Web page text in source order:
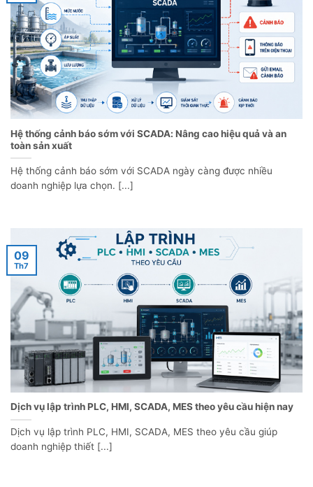
Hệ thống cảnh báo sớm với SCADA: Nâng cao hiệu quả và an
toàn sản xuất
Hệ thống cảnh báo sớm với SCADA ngày càng được nhiều
doanh nghiệp lựa chọn. [...]
Dịch vụ lập trình PLC, HMI, SCADA, MES theo yêu cầu hiện nay
Dịch vụ lập trình PLC, HMI, SCADA, MES theo yêu cầu giúp
doanh nghiệp thiết [...]
09
Th7